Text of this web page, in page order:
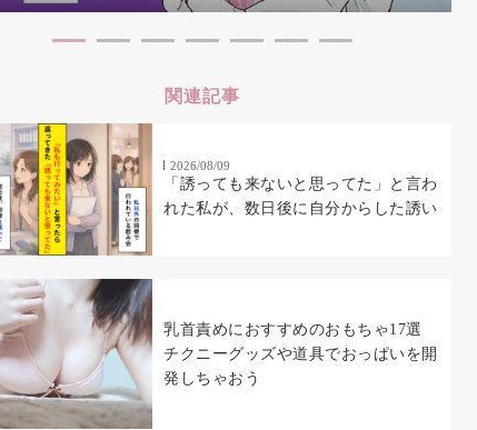
関連記事
2026/08/09
「誘っても来ないと思ってた」と言わ
れた私が、数日後に自分からした誘い
乳首責めにおすすめのおもちゃ17選
チクニーグッズや道具でおっぱいを開
発しちゃおう